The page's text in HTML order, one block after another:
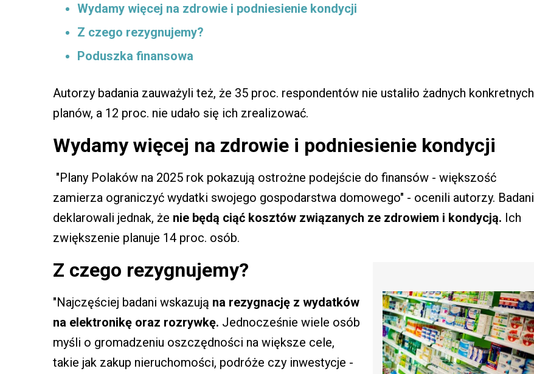
Wydamy więcej na zdrowie i podniesienie kondycji
Z czego rezygnujemy?
Poduszka finansowa
Autorzy badania zauważyli też, że 35 proc. respondentów nie ustaliło żadnych konkretnych
planów, a 12 proc. nie udało się ich zrealizować.
Wydamy więcej na zdrowie i podniesienie kondycji
"Plany Polaków na 2025 rok pokazują ostrożne podejście do finansów - większość
zamierza ograniczyć wydatki swojego gospodarstwa domowego" - ocenili autorzy. Badani
deklarowali jednak, że nie będą ciąć kosztów związanych ze zdrowiem i kondycją. Ich
zwiększenie planuje 14 proc. osób.
Z czego rezygnujemy?
"Najczęściej badani wskazują na rezygnację z wydatków
na elektronikę oraz rozrywkę. Jednocześnie wiele osób
myśli o gromadzeniu oszczędności na większe cele,
takie jak zakup nieruchomości, podróże czy inwestycje -